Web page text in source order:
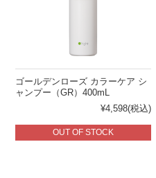
ゴールデンローズ カラーケア シ
ャンプー（GR）400mL
¥4,598(税込)
OUT OF STOCK